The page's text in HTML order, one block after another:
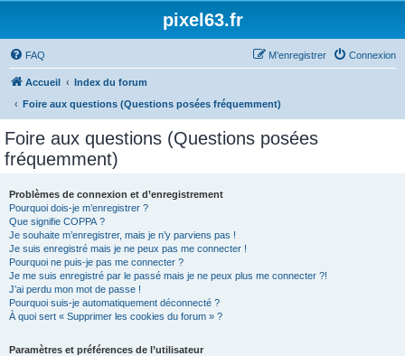
pixel63.fr
FAQ Connexion
M’enregistrer
Accueil
Index du forum
Foire aux questions (Questions posées fréquemment)
Foire aux questions (Questions posées
fréquemment)
Problèmes de connexion et d’enregistrement
Pourquoi dois-je m’enregistrer ?
Que signifie COPPA ?
Je souhaite m’enregistrer, mais je n’y parviens pas !
Je suis enregistré mais je ne peux pas me connecter !
Pourquoi ne puis-je pas me connecter ?
Je me suis enregistré par le passé mais je ne peux plus me connecter ?!
J’ai perdu mon mot de passe !
Pourquoi suis-je automatiquement déconnecté ?
À quoi sert « Supprimer les cookies du forum » ?
Paramètres et préférences de l’utilisateur